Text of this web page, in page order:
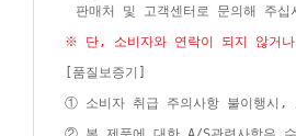
판매처 및 고객센터로 문의해 주십
※ 단, 소비자와 연락이 되지 않거
[품질보증기]
① 소비자 취급 주의사항 불이행시,